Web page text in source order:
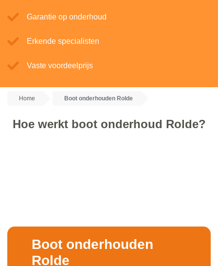
Garantie op onderhoud
Erkende specialisten
Vaste voordeelprijs
Home Boot onderhouden Rolde
Hoe werkt boot onderhoud Rolde?
Boot onderhouden
Rolde